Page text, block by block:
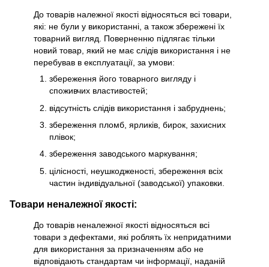
До товарів належної якості відносяться всі товари,
які: не були у використанні, а також збережені їх
товарний вигляд. Поверненню підлягає тільки
новий товар, який не має слідів використання і не
перебував в експлуатації, за умови:
збереження його товарного вигляду і
споживчих властивостей;
відсутність слідів використання і забруднень;
збереження пломб, ярликів, бирок, захисних
плівок;
збереження заводського маркування;
цілісності, неушкодженості, збереження всіх
частин індивідуальної (заводської) упаковки.
Товари неналежної якості:
До товарів неналежної якості відносяться всі
товари з дефектами, які роблять їх непридатними
для використання за призначенням або не
відповідають стандартам чи інформації, наданій